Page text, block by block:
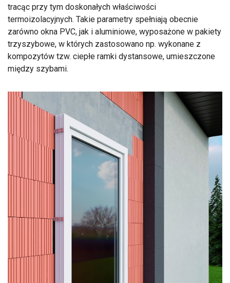
tracąc przy tym doskonałych właściwości
termoizolacyjnych. Takie parametry spełniają obecnie
zarówno okna PVC, jak i aluminiowe, wyposażone w pakiety
trzyszybowe, w których zastosowano np. wykonane z
kompozytów tzw. ciepłe ramki dystansowe, umieszczone
między szybami.